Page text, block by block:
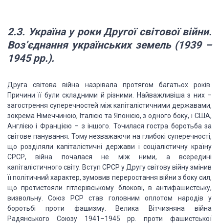
2.3. Україна у роки Другої світової війни.
Воз’єднання українських земель (1939–
1945 рр.).
Друга світова війна назрівала протягом багатьох років.
Причини її були складними й різними. Найважливіша з них –
загострення суперечностей між капіталістичними державами,
зокрема Німеччиною, Італією та Японією, з одного боку, і США,
Англією і Францією – з іншого. Точилася гостра боротьба за
світове панування. Тому незважаючи на глибокі суперечності,
що розділяли капіталістичні держави і соціалістичну країну
СРСР, війна почалася не між ними, а всередині
капіталістичного світу. Вступ СРСР у Другу світовувійну змінив
її політичний характер, зумовив переростання війни з боку сил,
що протистояли гітлерівському блокові, в антифашистську,
визвольну. Союз РСР став головним оплотом народів у
боротьбі проти фашизму. Велика Вітчизняна війна
Радянського Союзу 1941–1945 рр. проти фашистської